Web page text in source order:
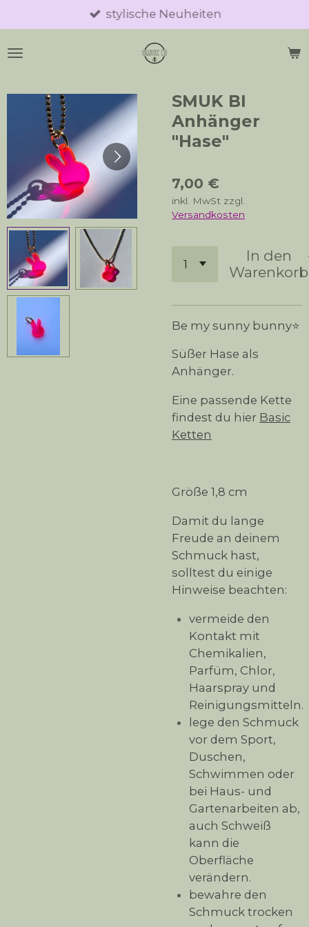
Hauptinhalt
springen
stylische Neuheiten
SMUK BI
Anhänger
"Hase"
7,00 €
inkl. MwSt zzgl.
Versandkosten
In den
Warenkorb
Be my sunny bunny⭐
Süßer Hase als
Anhänger.
Eine passende Kette
findest du hier Basic
Ketten
Größe 1,8 cm
Damit du lange
Freude an deinem
Schmuck hast,
solltest du einige
Hinweise beachten:
vermeide den
Kontakt mit
Chemikalien,
Parfüm, Chlor,
Haarspray und
Reinigungsmitteln.
lege den Schmuck
vor dem Sport,
Duschen,
Schwimmen oder
bei Haus- und
Gartenarbeiten ab,
auch Schweiß
kann die
Oberfläche
verändern.
bewahre den
Schmuck trocken